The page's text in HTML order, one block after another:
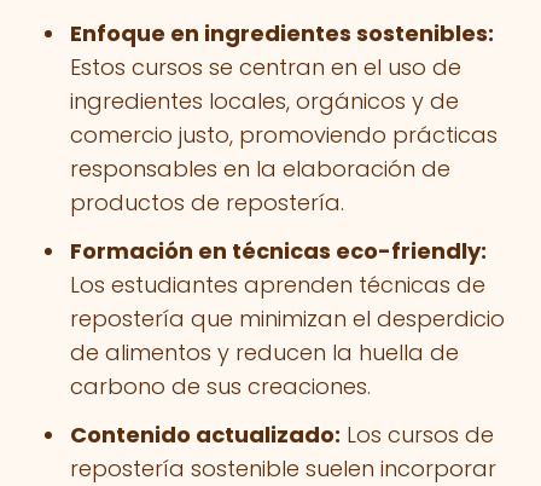
Enfoque en ingredientes sostenibles:
Estos cursos se centran en el uso de
ingredientes locales, orgánicos y de
comercio justo, promoviendo prácticas
responsables en la elaboración de
productos de repostería.
Formación en técnicas eco-friendly:
Los estudiantes aprenden técnicas de
repostería que minimizan el desperdicio
de alimentos y reducen la huella de
carbono de sus creaciones.
Contenido actualizado: Los cursos de
repostería sostenible suelen incorporar